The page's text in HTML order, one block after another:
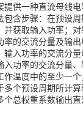
提供一种直流母线
包含步骤：在预设
并获取输入功率；
率的交流分量及输
输入功率的交流分
入功率的交流分量
作温度中的至少一
多个预设周期所计
个总权重系数输出